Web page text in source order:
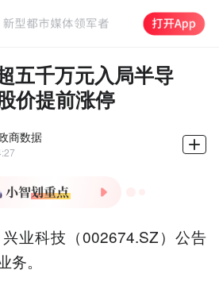
五千万元入局半导
价提前涨停
商数据
业务
公司采用VGF法制备
业科技（002674.SZ）公告
。